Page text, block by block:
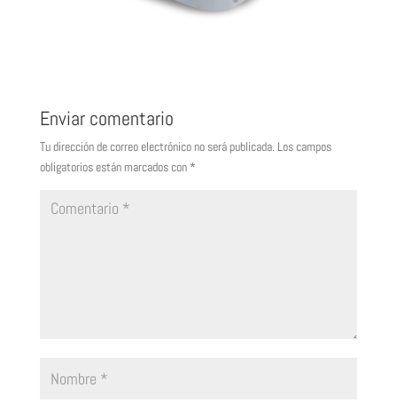
Enviar comentario
Tu dirección de correo electrónico no será publicada. Los campos
obligatorios están marcados con *